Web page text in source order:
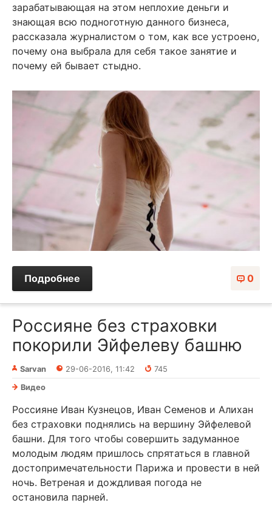
зарабатывающая на этом неплохие деньги и
знающая всю подноготную данного бизнеса,
рассказала журналистом о том, как все устроено,
почему она выбрала для себя такое занятие и
почему ей бывает стыдно.
0
Подробнее
Россияне без страховки
покорили Эйфелеву башню
Sarvan 29-06-2016, 11:42
745
Видео
Россияне Иван Кузнецов, Иван Семенов и Алихан
без страховки поднялись на вершину Эйфелевой
башни. Для того чтобы совершить задуманное
молодым людям пришлось спрятаться в главной
достопримечательности Парижа и провести в ней
ночь. Ветреная и дождливая погода не
остановила парней.